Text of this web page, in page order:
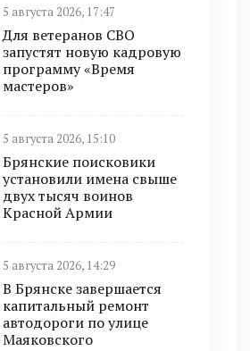
5 августа 2026, 17:47
Для ветеранов СВО
запустят новую кадровую
программу «Время
мастеров»
5 августа 2026, 15:10
Брянские поисковики
установили имена свыше
двух тысяч воинов
Красной Армии
5 августа 2026, 14:29
В Брянске завершается
капитальный ремонт
автодороги по улице
Маяковского